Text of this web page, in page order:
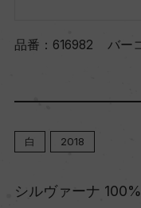
品番： 616982 バー
白 2018
シルヴァーナ 100%